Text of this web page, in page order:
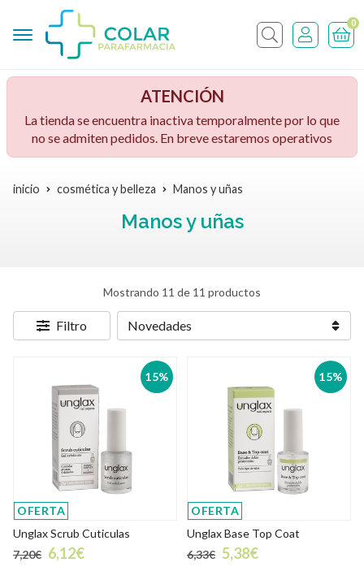
Buscar
0
ATENCIÓN
La tienda se encuentra inactiva temporalmente por lo que
no se admiten pedidos. En breve estaremos operativos
inicio cosmética y belleza Manos y uñas
Manos y uñas
Mostrando 11 de 11 productos
Filtro
15%
OFERTA
Unglax Scrub Cuticulas
7,20€ 6,12€
15%
OFERTA
Unglax Base Top Coat
6,33€ 5,38€